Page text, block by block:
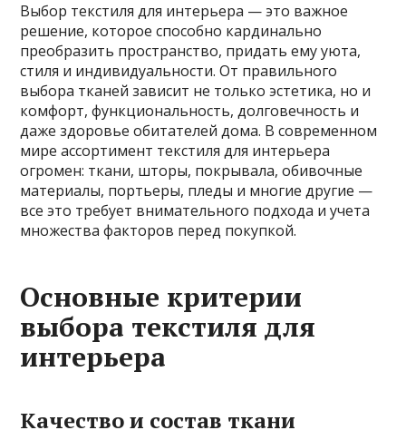
Выбор текстиля для интерьера — это важное
решение, которое способно кардинально
преобразить пространство, придать ему уюта,
стиля и индивидуальности. От правильного
выбора тканей зависит не только эстетика, но и
комфорт, функциональность, долговечность и
даже здоровье обитателей дома. В современном
мире ассортимент текстиля для интерьера
огромен: ткани, шторы, покрывала, обивочные
материалы, портьеры, пледы и многие другие —
все это требует внимательного подхода и учета
множества факторов перед покупкой.
Основные критерии
выбора текстиля для
интерьера
Качество и состав ткани